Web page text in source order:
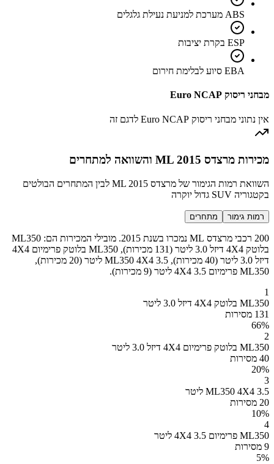
ABS מערכת למניעת נעילת גלגלים
ESP בקרת יציבות
EBA סיוע לבלימת חירום
מבחני ריסוק Euro NCAP
אין נתוני מבחני ריסוק Euro NCAP לדגם זה
מכירות מרצדס ML 2015 והשוואה למתחרים
השוואת רמות הגימור של מרצדס ML 2015 לבין המתחרים הבולטים
בקטגוריה SUV גדול יוקרה
רמות גימור מתחרים
200 רכבי מרצדס ML נמכרו בשנת 2015. מובילי המכירות הם: ML350
בלוטק 4X4 דיזל 3.0 ליטר (131 מכירות), ML350 בלוטק פרימיום 4X4
דיזל 3.0 ליטר (40 מכירות), ML350 4X4 3.5 ליטר (20 מכירות),
ML350 פרימיום 4X4 3.5 ליטר (9 מכירות).
1
ML350 בלוטק 4X4 דיזל 3.0 ליטר
131 מסירות
66%
2
ML350 בלוטק פרימיום 4X4 דיזל 3.0 ליטר
40 מסירות
20%
3
ML350 4X4 3.5 ליטר
20 מסירות
10%
4
ML350 פרימיום 4X4 3.5 ליטר
9 מסירות
5%